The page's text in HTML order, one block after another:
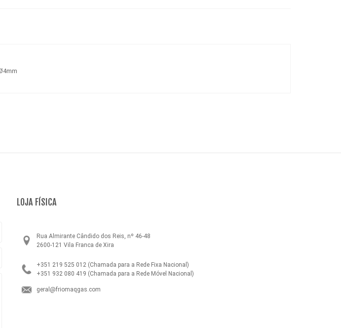
LOJA FÍSICA
Rua Almirante Cândido dos Reis, nº 46-48
2600-121 Vila Franca de Xira
+351 219 525 012 (Chamada para a Rede Fixa Nacional)
+351 932 080 419 (Chamada para a Rede Móvel Nacional)
geral@friomaqgas.com